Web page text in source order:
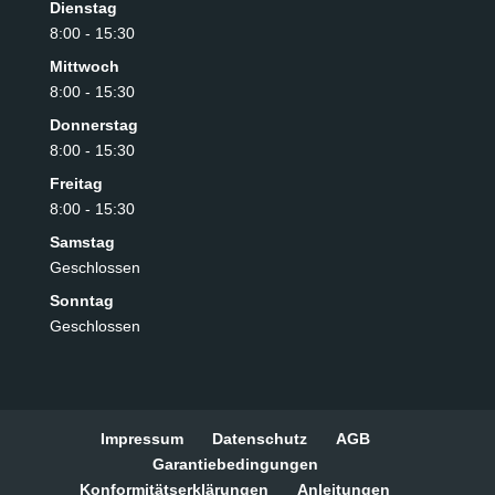
Dienstag
8:00 - 15:30
Mittwoch
8:00 - 15:30
Donnerstag
8:00 - 15:30
Freitag
8:00 - 15:30
Samstag
Geschlossen
Sonntag
Geschlossen
Impressum Datenschutz
AGB
Garantiebedingungen
Konformitätserklärungen
Anleitungen